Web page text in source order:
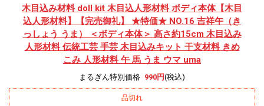
木目込み材料 doll kit 木目込人形材料 ボディ本体【木目
込人形材料】【完売御礼】 ★特価★ NO.16 吉祥午（き
っしょう うま） ＜ボディ本体＞ 高さ約15cm 木目込み
人形材料 伝統工芸 手芸 木目込みキット 干支材料 きめ
こみ 人形材料 午 馬 うま ウマ uma
まるぎん特別価格 990円(税込)
品切れ